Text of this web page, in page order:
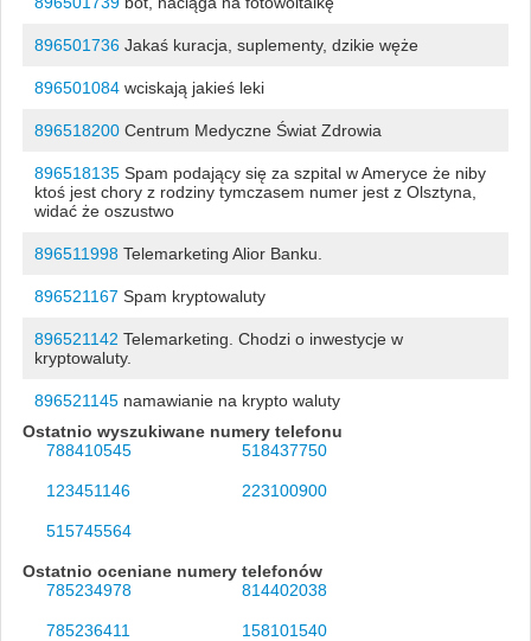
896501736Jakaś kuracja, suplementy, dzikie węże
896501084wciskają jakieś leki
896518200Centrum Medyczne Świat Zdrowia
896518135Spam podający się za szpital w Ameryce że niby
ktoś jest chory z rodziny tymczasem numer jest z Olsztyna,
widać że oszustwo
896511998Telemarketing Alior Banku.
896521167 Spam kryptowaluty
896521142 Telemarketing. Chodzi o inwestycje w
kryptowaluty.
896521145namawianie na krypto waluty
Ostatnio wyszukiwane numery telefonu
788410545
518437750
123451146 223100900
515745564
Ostatnio oceniane numery telefonów
785234978
814402038
785236411 158101540